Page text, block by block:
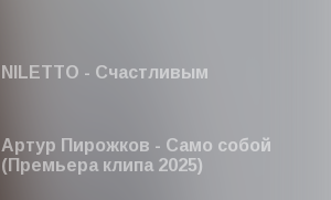
NILETTO - Счастливым
Артур Пирожков - Само собой
(Премьера клипа 2025)